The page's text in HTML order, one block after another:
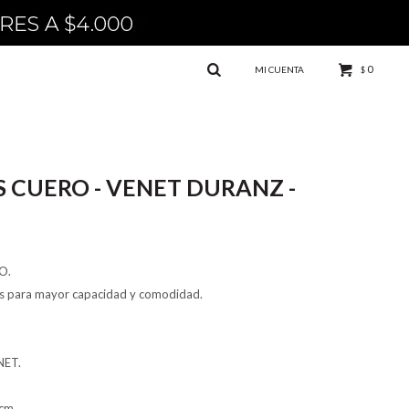
$ 0
CUERO - VENET DURANZ -
para mayor capacidad y comodidad.